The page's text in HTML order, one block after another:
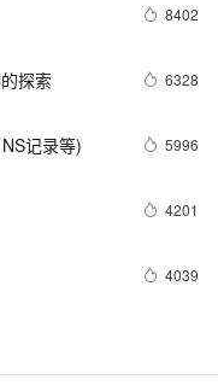
8402
探索 6328
记录等) 5996
4201
4039